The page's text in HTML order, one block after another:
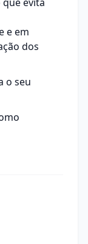
e em
dos
o seu